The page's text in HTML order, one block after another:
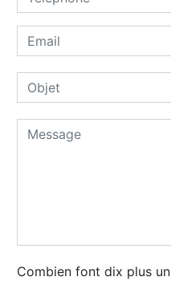
Combien font dix plus un